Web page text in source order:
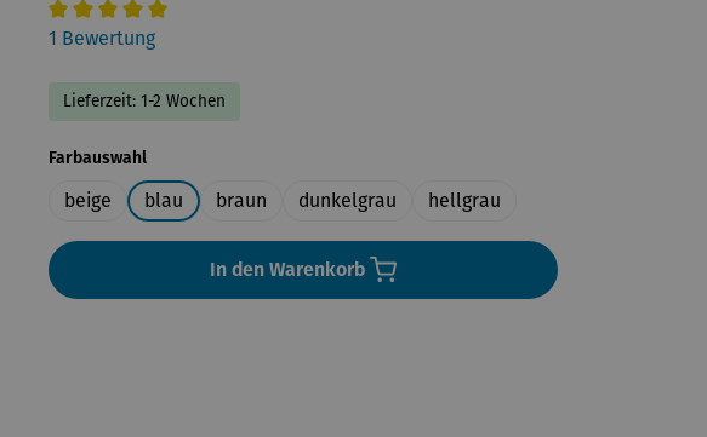
Durchschnittliche Bewertung von 5 von 5 Sternen
1 Bewertung
Lieferzeit: 1-2 Wochen
Farbauswahlauswählen
beige blau braun dunkelgrau hellgrau
In den Warenkorb